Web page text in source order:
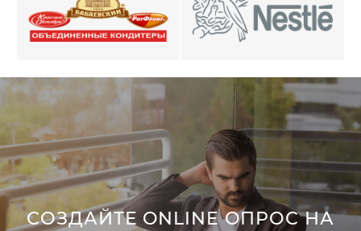
СОЗДАЙТЕ ONLINE ОПРОС НА